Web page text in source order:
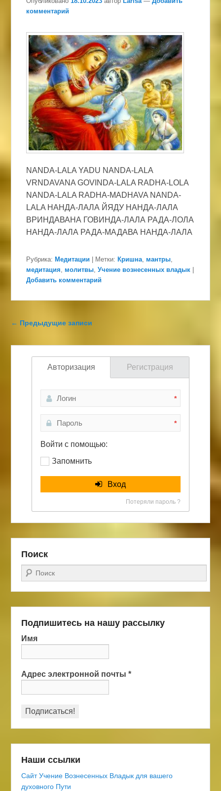
комментарий
NANDA-LALA YADU NANDA-LALA
VRNDAVANA GOVINDA-LALA RADHA-LOLA
NANDA-LALA RADHA-MADHAVA NANDA-
LALA НАНДА-ЛАЛА ЙЯДУ НАНДА-ЛАЛА
ВРИНДАВАНА ГОВИНДА-ЛАЛА РАДА-ЛОЛА
НАНДА-ЛАЛА РАДА-МАДАВА НАНДА-ЛАЛА
Рубрика: Медитации Метки: Кришна, мантры,
медитация, молитвы,Учение вознесенных владык
Добавить комментарий
Навигация по записям
← Предыдущие записи
Авторизация Регистрация
*
*
Войти с помощью:
Запомнить
Вход
Потеряли пароль ?
Поиск
Поиск
Подпишитесь на нашу рассылку
Имя
Адрес электронной почты*
Наши ссылки
Сайт Учение Вознесенных Владык для вашего
духовного Пути